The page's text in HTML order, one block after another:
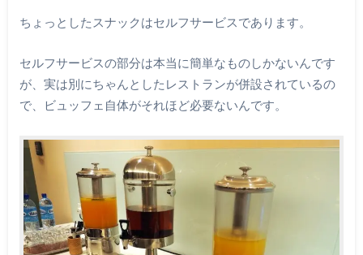
ちょっとしたスナックはセルフサービスであります。
セルフサービスの部分は本当に簡単なものしかないんです
が、実は別にちゃんとしたレストランが併設されているの
で、ビュッフェ自体がそれほど必要ないんです。